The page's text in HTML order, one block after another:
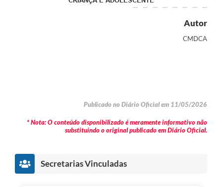
Autor
CMDCA
Publicado no Diário Oficial em 11/05/2026
* Nota: O conteúdo disponibilizado é meramente informativo não
substituindo o original publicado em Diário Oficial.
Secretarias Vinculadas